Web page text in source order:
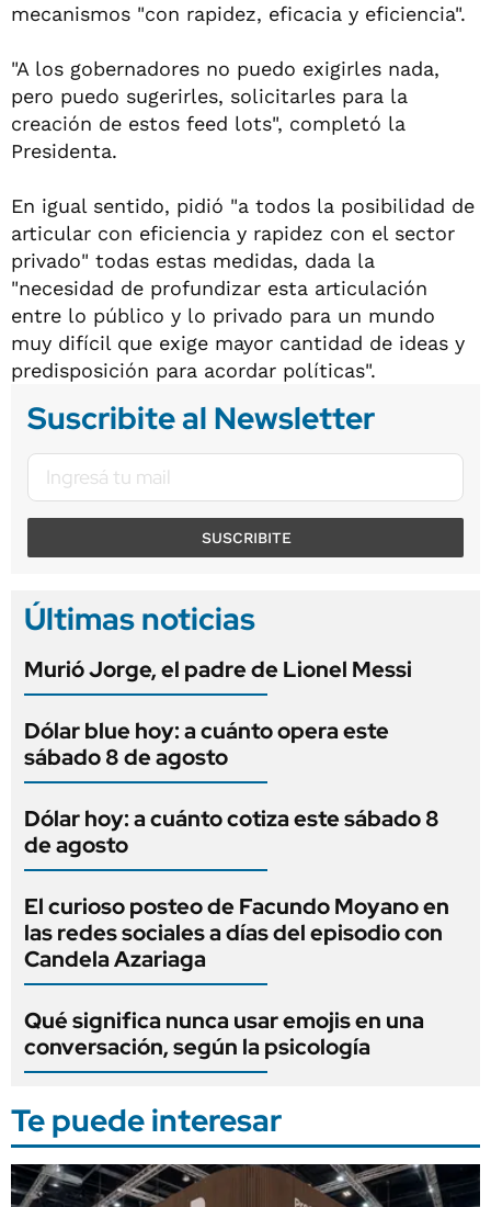
mecanismos "con rapidez, eficacia y eficiencia".
"A los gobernadores no puedo exigirles nada,
pero puedo sugerirles, solicitarles para la
creación de estos feed lots", completó la
Presidenta.
En igual sentido, pidió "a todos la posibilidad de
articular con eficiencia y rapidez con el sector
privado" todas estas medidas, dada la
"necesidad de profundizar esta articulación
entre lo público y lo privado para un mundo
muy difícil que exige mayor cantidad de ideas y
predisposición para acordar políticas".
Suscribite al Newsletter
SUSCRIBITE
Últimas noticias
Murió Jorge, el padre de Lionel Messi
Dólar blue hoy: a cuánto opera este
sábado 8 de agosto
Dólar hoy: a cuánto cotiza este sábado 8
de agosto
El curioso posteo de Facundo Moyano en
las redes sociales a días del episodio con
Candela Azariaga
Qué significa nunca usar emojis en una
conversación, según la psicología
Te puede interesar